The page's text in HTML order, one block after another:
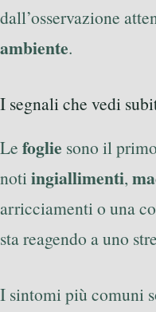
dall’osservazione
ambiente.
I segnali che vedi
Le foglie sono il
notiingiallimenti,
arricciamenti o una
sta reagendo a uno
I sintomi più comuni